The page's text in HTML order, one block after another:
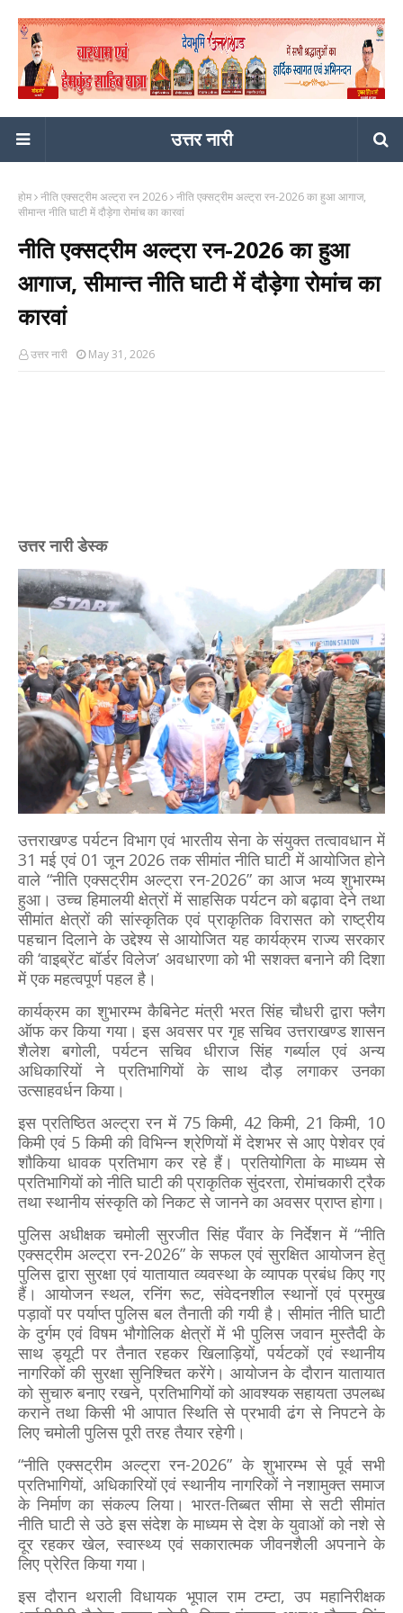
उत्तर नारी
होम नीति एक्सट्रीम अल्ट्रा रन 2026 नीति एक्सट्रीम अल्ट्रा रन-2026 का हुआ आगाज,
सीमान्त नीति घाटी में दौड़ेगा रोमांच का कारवां
नीति एक्सट्रीम अल्ट्रा रन-2026 का हुआ
आगाज, सीमान्त नीति घाटी में दौड़ेगा रोमांच का
कारवां
उत्तर नारी May 31, 2026
उत्तर नारी डेस्क
उत्तराखण्ड पर्यटन विभाग एवं भारतीय सेना के संयुक्त तत्वावधान में
31 मई एवं 01 जून 2026 तक सीमांत नीति घाटी में आयोजित होने
वाले “नीति एक्सट्रीम अल्ट्रा रन-2026” का आज भव्य शुभारम्भ
हुआ। उच्च हिमालयी क्षेत्रों में साहसिक पर्यटन को बढ़ावा देने तथा
सीमांत क्षेत्रों की सांस्कृतिक एवं प्राकृतिक विरासत को राष्ट्रीय
पहचान दिलाने के उद्देश्य से आयोजित यह कार्यक्रम राज्य सरकार
की ‘वाइब्रेंट बॉर्डर विलेज’ अवधारणा को भी सशक्त बनाने की दिशा
में एक महत्वपूर्ण पहल है।
कार्यक्रम का शुभारम्भ कैबिनेट मंत्री भरत सिंह चौधरी द्वारा फ्लैग
ऑफ कर किया गया। इस अवसर पर गृह सचिव उत्तराखण्ड शासन
शैलेश बगोली, पर्यटन सचिव धीराज सिंह गर्ब्याल एवं अन्य
अधिकारियों ने प्रतिभागियों के साथ दौड़ लगाकर उनका
उत्साहवर्धन किया।
इस प्रतिष्ठित अल्ट्रा रन में 75 किमी, 42 किमी, 21 किमी, 10
किमी एवं 5 किमी की विभिन्न श्रेणियों में देशभर से आए पेशेवर एवं
शौकिया धावक प्रतिभाग कर रहे हैं। प्रतियोगिता के माध्यम से
प्रतिभागियों को नीति घाटी की प्राकृतिक सुंदरता, रोमांचकारी ट्रैक
तथा स्थानीय संस्कृति को निकट से जानने का अवसर प्राप्त होगा।
पुलिस अधीक्षक चमोली सुरजीत सिंह पँवार के निर्देशन में “नीति
एक्सट्रीम अल्ट्रा रन-2026” के सफल एवं सुरक्षित आयोजन हेतु
पुलिस द्वारा सुरक्षा एवं यातायात व्यवस्था के व्यापक प्रबंध किए गए
हैं। आयोजन स्थल, रनिंग रूट, संवेदनशील स्थानों एवं प्रमुख
पड़ावों पर पर्याप्त पुलिस बल तैनाती की गयी है। सीमांत नीति घाटी
के दुर्गम एवं विषम भौगोलिक क्षेत्रों में भी पुलिस जवान मुस्तैदी के
साथ ड्यूटी पर तैनात रहकर खिलाड़ियों, पर्यटकों एवं स्थानीय
नागरिकों की सुरक्षा सुनिश्चित करेंगे। आयोजन के दौरान यातायात
को सुचारु बनाए रखने, प्रतिभागियों को आवश्यक सहायता उपलब्ध
कराने तथा किसी भी आपात स्थिति से प्रभावी ढंग से निपटने के
लिए चमोली पुलिस पूरी तरह तैयार रहेगी।
“नीति एक्सट्रीम अल्ट्रा रन-2026” के शुभारम्भ से पूर्व सभी
प्रतिभागियों, अधिकारियों एवं स्थानीय नागरिकों ने नशामुक्त समाज
के निर्माण का संकल्प लिया। भारत-तिब्बत सीमा से सटी सीमांत
नीति घाटी से उठे इस संदेश के माध्यम से देश के युवाओं को नशे से
दूर रहकर खेल, स्वास्थ्य एवं सकारात्मक जीवनशैली अपनाने के
लिए प्रेरित किया गया।
इस दौरान थराली विधायक भूपाल राम टम्टा, उप महानिरीक्षक